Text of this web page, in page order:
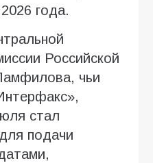
года.
Российской
чьи
стал
подачи